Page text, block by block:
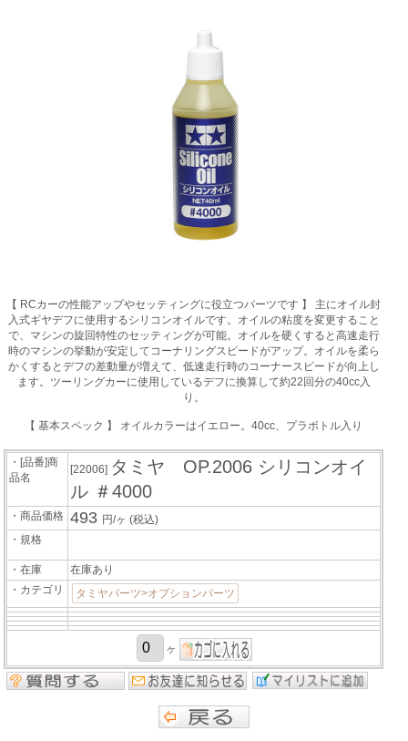
【 RCカーの性能アップやセッティングに役立つパーツです 】 主にオイル封
入式ギヤデフに使用するシリコンオイルです。オイルの粘度を変更すること
で、マシンの旋回特性のセッティングが可能。オイルを硬くすると高速走行
時のマシンの挙動が安定してコーナリングスピードがアップ。オイルを柔ら
かくするとデフの差動量が増えて、低速走行時のコーナースピードが向上し
ます。ツーリングカーに使用しているデフに換算して約22回分の40cc入
り。
【 基本スペック 】 オイルカラーはイエロー。40cc、プラボトル入り
・[品番]商
品名
[22006] タミヤ OP.2006 シリコンオイ
ル ＃4000
・商品価格 493 円/ヶ(税込)
・規格
・在庫
在庫あり
・カテゴリ
タミヤパーツ>オプションパーツ
ヶ